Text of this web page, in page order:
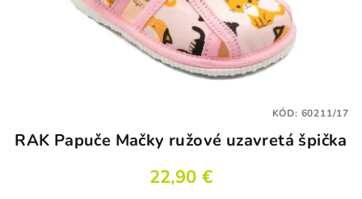
RAK Papuče Mačky ružové uzavretá špička
22,90 €
KÓD: 60211/17